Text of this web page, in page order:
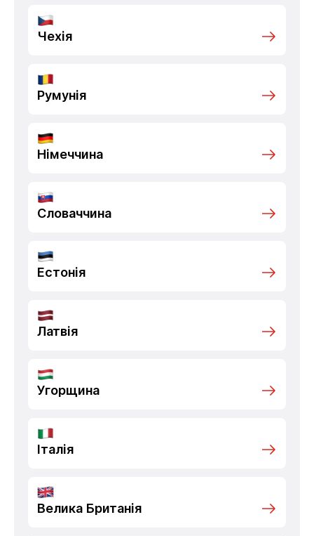
Чехія
Румунія
Німеччина
Словаччина
Естонія
Латвія
Угорщина
Італія
Велика Британія